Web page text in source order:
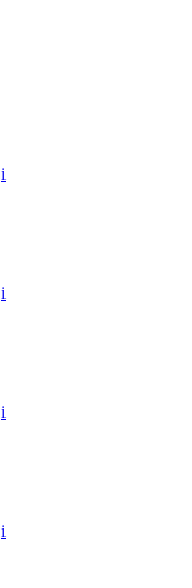
i
i
i
i